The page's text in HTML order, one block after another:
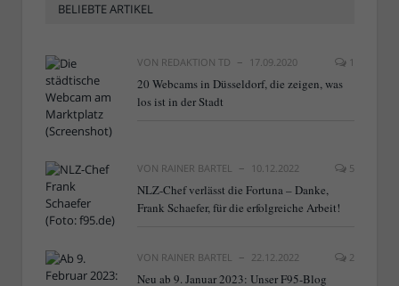
BELIEBTE ARTIKEL
VON REDAKTION TD 17.09.2020 1
20 Webcams in Düsseldorf, die zeigen, was
los ist in der Stadt
VON RAINER BARTEL 10.12.2022 5
NLZ-Chef verlässt die Fortuna – Danke,
Frank Schaefer, für die erfolgreiche Arbeit!
VON RAINER BARTEL 22.12.2022 2
Neu ab 9. Januar 2023: Unser F95-Blog